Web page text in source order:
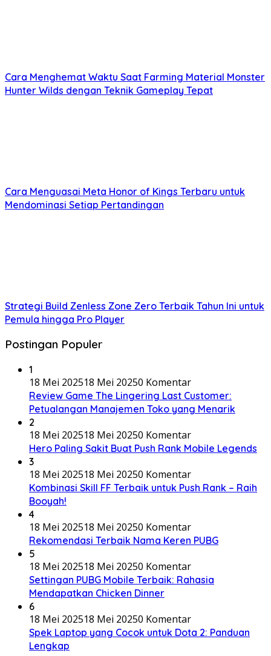
Cara Menghemat Waktu Saat Farming Material Monster
Hunter Wilds dengan Teknik Gameplay Tepat
Cara Menguasai Meta Honor of Kings Terbaru untuk
Mendominasi Setiap Pertandingan
Strategi Build Zenless Zone Zero Terbaik Tahun Ini untuk
Pemula hingga Pro Player
Postingan Populer
1
18 Mei 202518 Mei 20250 Komentar
Review Game The Lingering Last Customer:
Petualangan Manajemen Toko yang Menarik
2
18 Mei 202518 Mei 20250 Komentar
Hero Paling Sakit Buat Push Rank Mobile Legends
3
18 Mei 202518 Mei 20250 Komentar
Kombinasi Skill FF Terbaik untuk Push Rank – Raih
Booyah!
4
18 Mei 202518 Mei 20250 Komentar
Rekomendasi Terbaik Nama Keren PUBG
5
18 Mei 202518 Mei 20250 Komentar
Settingan PUBG Mobile Terbaik: Rahasia
Mendapatkan Chicken Dinner
6
18 Mei 202518 Mei 20250 Komentar
Spek Laptop yang Cocok untuk Dota 2: Panduan
Lengkap